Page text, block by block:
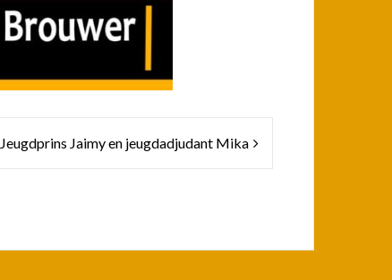
Jeugdprins Jaimy en jeugdadjudant Mika